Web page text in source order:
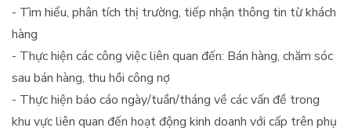
- Tìm hiểu, phân tích thị trường, tiếp nhận thông tin từ khách
hàng
- Thực hiện các công việc liên quan đến: Bán hàng, chăm sóc
sau bán hàng, thu hồi công nợ
- Thực hiện báo cáo ngày/tuần/tháng về các vấn đề trong
khu vực liên quan đến hoạt động kinh doanh với cấp trên phụ